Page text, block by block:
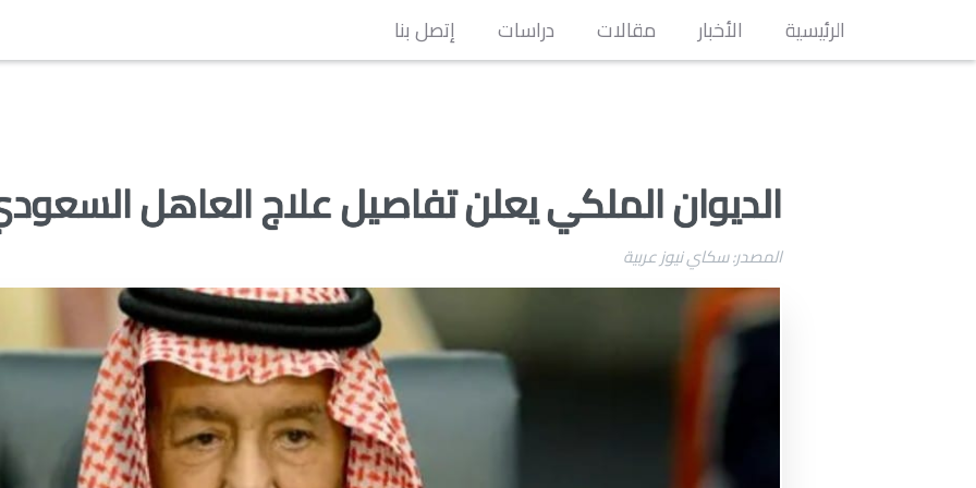
إتصل بنا دراسات مقالات الأخبار الرئيسية
الديوان الملكي يعلن تفاصيل علاج العاهل
المصدر: سكاي نيوز عربية